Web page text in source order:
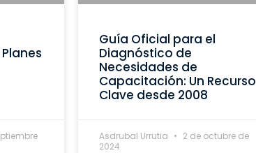
Guía Oficial para el
Diagnóstico de
Necesidades de
Capacitación: Un Recurso
Clave desde 2008
Asdrubal Urrutia
2 de octubre de
2024